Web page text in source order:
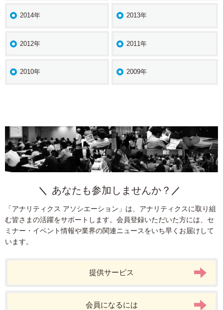
2014年 2013年
2012年 2011年
2010年 2009年
あなたも参加しませんか？
「アナリティクス アソシエーション」は、アナリティクスに取り組
む皆さまの活躍をサポートします。会員登録いただいた方には、セ
ミナー・イベント情報や業界の関連ニュースをいち早くお届けして
います。
提供サービス
会員になるには